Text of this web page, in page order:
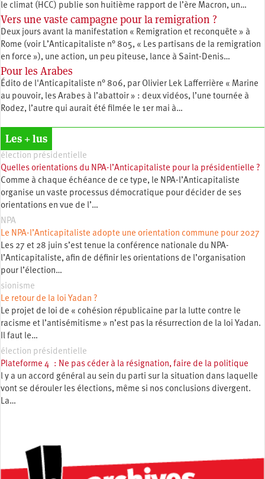
le climat (HCC) publie son huitième rapport de l’ère Macron, un…
Vers une vaste campagne pour la remigration ?
Deux jours avant la manifestation « Remigration et reconquête » à
Rome (voir L’Anticapitaliste n° 805, « Les partisans de la remigration
en force »), une action, un peu piteuse, lance à Saint-Denis…
Pour les Arabes
Édito de l'Anticapitaliste n° 806, par Olivier Lek Lafferrière « Marine
au pouvoir, les Arabes à l’abattoir » : deux vidéos, l’une tournée à
Rodez, l’autre qui aurait été filmée le 1er mai à…
Les + lus
élection présidentielle
Quelles orientations du NPA-l’Anticapitaliste pour la présidentielle ?
Comme à chaque échéance de ce type, le NPA-l’Anticapitaliste
organise un vaste processus démocratique pour décider de ses
orientations en vue de l’…
NPA
Le NPA-l’Anticapitaliste adopte une orientation commune pour 2027
Les 27 et 28 juin s’est tenue la conférence nationale du NPA-
l’Anticapitaliste, afin de définir les orientations de l’organisation
pour l’élection…
sionisme
Le retour de la loi Yadan ?
Le projet de loi de « cohésion républicaine par la lutte contre le
racisme et l’antisémitisme » n’est pas la résurrection de la loi Yadan.
Il faut le…
élection présidentielle
Plateforme 4 : Ne pas céder à la résignation, faire de la politique
l y a un accord général au sein du parti sur la situation dans laquelle
vont se dérouler les élections, même si nos conclusions divergent.
La…